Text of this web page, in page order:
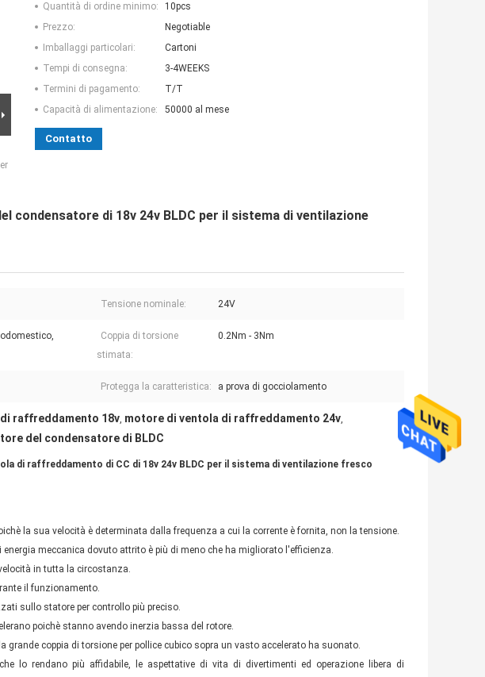
Quantità di ordine minimo:
10pcs
Prezzo:
Negotiable
Imballaggi particolari:
Cartoni
Tempi di consegna:
3-4WEEKS
Termini di pagamento:
T/T
Capacità di alimentazione:
50000 al mese
Contatto
condensatore di 18v 24v BLDC per il sistema di ventilazione
Tensione nominale: 24V
Coppia di torsione
stimata:
0.2Nm - 3Nm
Protegga la caratteristica: a prova di gocciolamento
raffreddamento 18v, motore di ventola di raffreddamento 24v,
del condensatore di BLDC
di raffreddamento di CC di 18v 24v BLDC per il sistema di ventilazione fresco
la sua velocità è determinata dalla frequenza a cui la corrente è fornita, non latensione.
meccanica dovuto attrito è più di meno che ha migliorato l'efficienza.
in tutta la circostanza.
il funzionamento.
sullo statore per controllo più preciso.
poichè stanno avendo inerzia bassa del rotore.
grande coppia di torsione per pollice cubico sopra un vasto accelerato ha suonato.
lo rendano più affidabile, le aspettative di vita di divertimenti ed operazione libera di